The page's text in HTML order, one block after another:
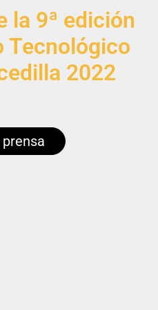
la 9ª edición
Tecnológico
2022